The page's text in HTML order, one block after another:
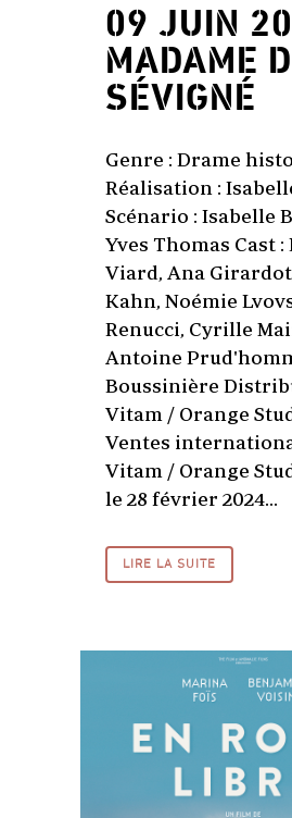
09 JUIN
MADAME
SÉVIGNÉ
Genre : Drame
Réalisation :
Scénario : Isabelle
Yves Thomas Cast
Viard, Ana
Kahn, Noémie
Renucci, Cyrille
Antoine
Boussinière
Vitam / Orange
Ventes
Vitam / Orange
le 28 février 2024...
LIRE LA SUITE